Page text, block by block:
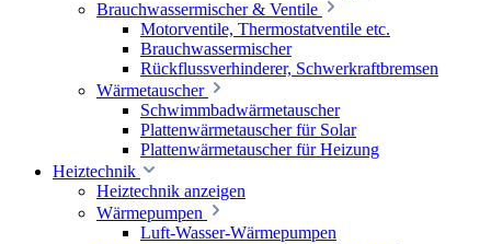
Brauchwassermischer & Ventile
Motorventile, Thermostatventile etc.
Brauchwassermischer
Rückflussverhinderer, Schwerkraftbremsen
Wärmetauscher
Schwimmbadwärmetauscher
Plattenwärmetauscher für Solar
Plattenwärmetauscher für Heizung
Heiztechnik
Heiztechnik anzeigen
Wärmepumpen
Luft-Wasser-Wärmepumpen